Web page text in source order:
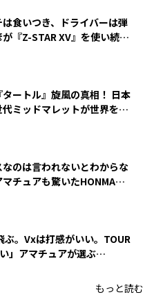
は食いつき、ドライバーは弾
『Z-STAR XV』を使い続け
ートル』旋風の真相！ 日本
ミッドマレットが世界を席
なのは言われないとわからな
チュアも驚いたHONMA
ぶ。Vxは打感がいい。TOUR
」アマチュアが選ぶ
もっと読む